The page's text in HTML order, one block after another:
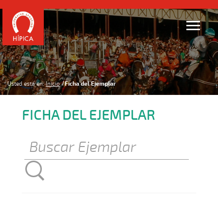
Usted está en: Inicio Ficha del Ejemplar
FICHA DEL EJEMPLAR